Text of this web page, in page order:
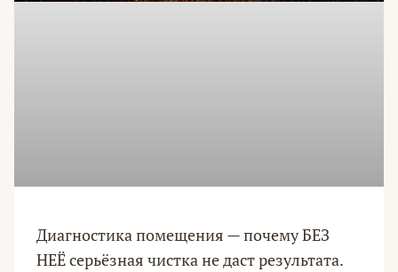
Диагностика помещения — почему БЕЗ
НЕЁ серьёзная чистка не даст результата.